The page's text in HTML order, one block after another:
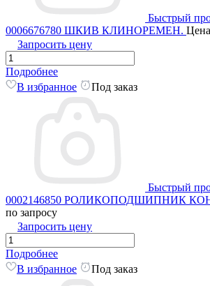
Быстрый
0006676780 ШКИВ КЛИНОРЕМЕН.
Запросить цену
Подробнее
В избранное
Под заказ
Быстрый
0002146850 РОЛИКОПОДШИПНИК
по запросу
Запросить цену
Подробнее
В избранное
Под заказ